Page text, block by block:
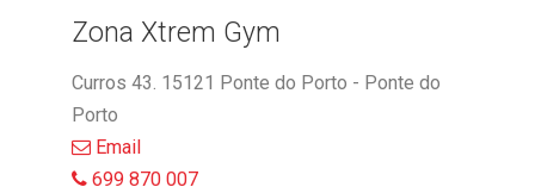
Zona Xtrem Gym
Curros 43. 15121 Ponte do Porto - Ponte do
Porto
Email
699 870 007